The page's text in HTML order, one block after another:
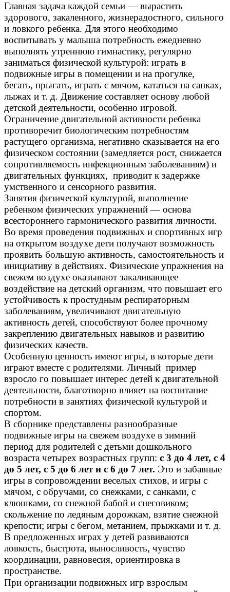
Главная задача каждой семьи — вырастить
здорового, закаленного, жизнерадостного, сильного
и ловкого ребенка. Для этого необходимо
воспитывать у малыша потребность ежедневно
выполнять утреннюю гимнастику, регулярно
заниматься физической культурой: играть в
подвижные игры в помещении и на прогулке,
бегать, прыгать, играть с мячом, кататься на санках,
лыжах и т. д. Движение составляет основу любой
детской деятельности, особенно игровой.
Ограничение двигательной активности ребенка
противоречит биологическим потребностям
растущего организма, негативно сказывается на его
физическом состоянии (замедляется рост, снижается
сопротивляемость инфекционным заболеваниям) и
двигательных функциях, приводит к задержке
умственного и сенсорного развития.
Занятия физической культурой, выполнение
ребенком физических упражнений — основа
всестороннего гармонического развития личности.
Во время проведения подвижных и спортивных игр
на открытом воздухе дети получают возможность
проявить большую активность, самостоятельность и
инициативу в действиях. Физические упражнения на
свежем воздухе оказывают закаливающее
воздействие на детский организм, что повышает его
устойчивость к простудным респираторным
заболеваниям, увеличивают двигательную
активность детей, способствуют более прочному
закреплению двигательных навыков и развитию
физических качеств.
Особенную ценность имеют игры, в которые дети
играют вместе с родителями. Личный пример
взросло го повышает интерес детей к двигательной
деятельности, благотворно влияет на воспитание
потребности в занятиях физической культурой и
спортом.
В сборнике представлены разнообразные
подвижные игры на свежем воздухе в зимний
период для родителей с детьми дошкольного
возраста четырех возрастных групп: с 3 до 4 лет, с 4
до 5 лет, с 5 до 6 лет и с 6 до 7 лет. Это и забавные
игры в сопровождении веселых стихов, и игры с
мячом, с обручами, со снежками, с санками, с
клюшками, со снежной бабой и снеговиком;
скольжение по ледяным дорожкам, взятие снежной
крепости; игры с бегом, метанием, прыжками и т. д.
В предложенных играх у детей развиваются
ловкость, быстрота, выносливость, чувство
координации, равновесия, ориентировка в
пространстве.
При организации подвижных игр взрослым